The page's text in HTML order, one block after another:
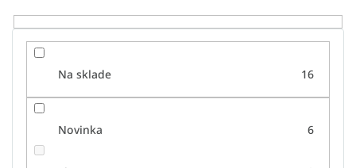
o
v
Na sklade 16
Novinka 6